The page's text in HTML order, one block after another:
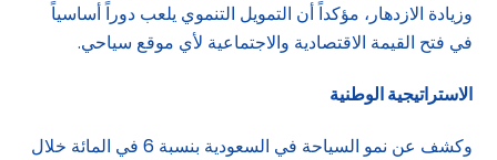
وزيادة الازدهار، مؤكداً أن التمويل التنموي يلعب دوراً أساسياً
في فتح القيمة الاقتصادية والاجتماعية لأي موقع سياحي.
الاستراتيجية الوطنية
وكشف عن نمو السياحة في السعودية بنسبة 6 في المائة خلال